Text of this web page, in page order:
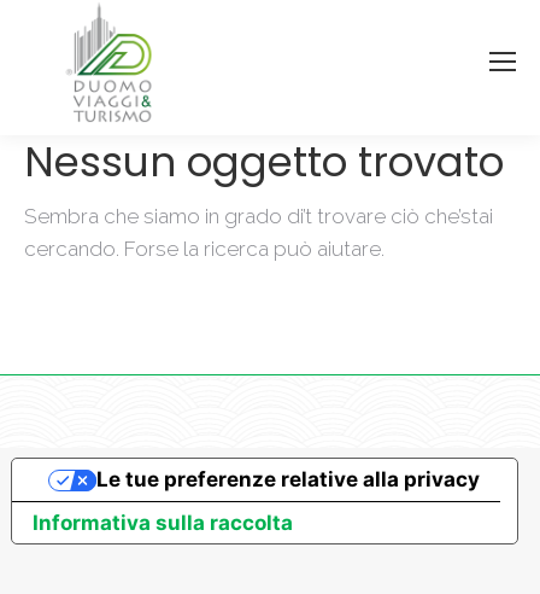
Nessun oggetto trovato
Sembra che siamo in grado di’t trovare ciò che’stai
cercando. Forse la ricerca può aiutare.
Informativa sulla raccolta
Le tue preferenze relative alla privacy